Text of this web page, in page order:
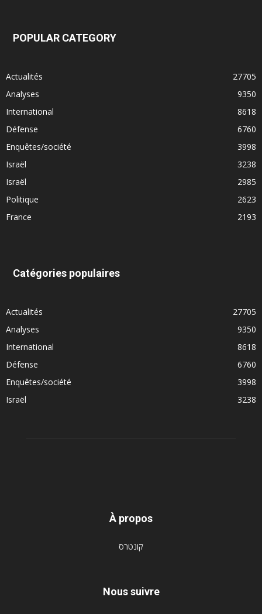
POPULAR CATEGORY
Actualités
27705
Analyses
9350
International
8618
Défense
6760
Enquêtes/société
3998
Israël
3238
Israël
2985
Politique
2623
France
2193
Catégories populaires
Actualités
27705
Analyses
9350
International
8618
Défense
6760
Enquêtes/société
3998
Israël
3238
À propos
קונטרס
Nous suivre